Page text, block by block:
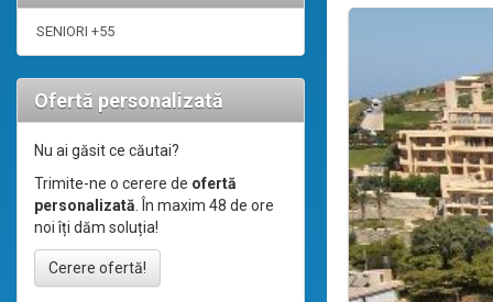
SENIORI +55
Ofertă personalizată
Nu ai găsit ce căutai?
Trimite-ne o cerere de ofertă
personalizată. În maxim 48 de ore
noi îți dăm soluția!
Cerere ofertă!